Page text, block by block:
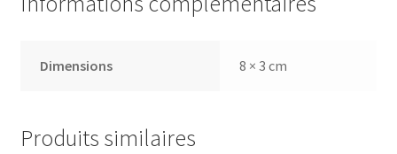
Dimensions 8 × 3 cm
Produits similaires